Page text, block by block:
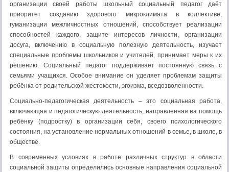
организации своей работы школьный социальный педагог даёт
приоритет созданию здорового микроклимата в коллективе,
гуманизации межличностных отношений, способствует реализации
способностей каждого, защите интересов личности, организации
досуга, включению в социальную полезную деятельность, изучает
специальные проблемы школьников и учителей, принимает меры к их
решению. Социальный педагог поддерживает постоянную связь с
семьями учащихся. Особое внимание он уделяет проблемам защиты
ребёнка от родительской жестокости, эгоизма, вседозволенности.
Социально-педагогическая деятельность – это социальная работа,
включающая и педагогическую деятельность, направленная на помощь
ребёнку (подростку) в организации себя, своего психологического
состояния, на установление нормальных отношений в семье, в школе, в
обществе.
В современных условиях в работе различных структур в области
социальной защиты определились основные направления социальной